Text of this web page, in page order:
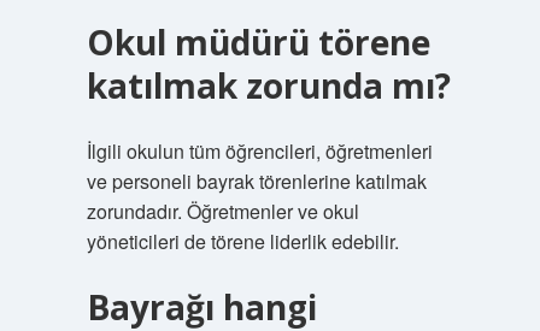
Okul müdürü törene
katılmak zorunda mı?
İlgili okulun tüm öğrencileri, öğretmenleri
ve personeli bayrak törenlerine katılmak
zorundadır. Öğretmenler ve okul
yöneticileri de törene liderlik edebilir.
Bayrağı hangi